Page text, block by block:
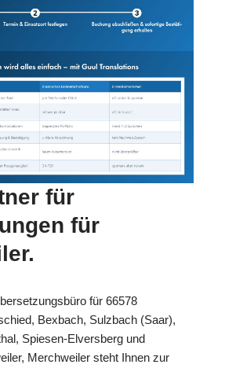
für
für
für 66578
Bexbach, Sulzbach (Saar),
Spiesen-Elversberg und
Merchweiler steht Ihnen zur